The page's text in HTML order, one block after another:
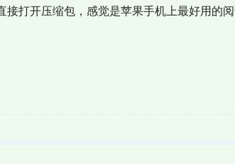
打开压缩包，感觉是苹果手机上最好用的阅